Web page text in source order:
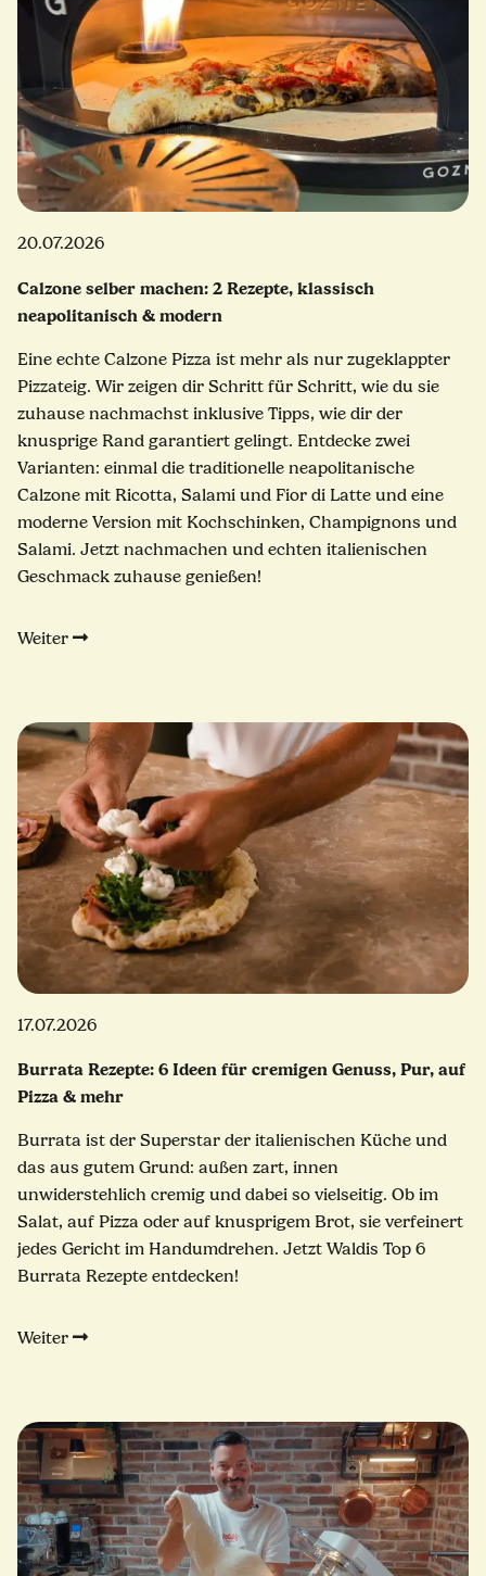
20.07.2026
Calzone selber machen: 2 Rezepte, klassisch
neapolitanisch & modern
Eine echte Calzone Pizza ist mehr als nur zugeklappter
Pizzateig. Wir zeigen dir Schritt für Schritt, wie du sie
zuhause nachmachst inklusive Tipps, wie dir der
knusprige Rand garantiert gelingt. Entdecke zwei
Varianten: einmal die traditionelle neapolitanische
Calzone mit Ricotta, Salami und Fior di Latte und eine
moderne Version mit Kochschinken, Champignons und
Salami. Jetzt nachmachen und echten italienischen
Geschmack zuhause genießen!
Weiter
17.07.2026
Burrata Rezepte: 6 Ideen für cremigen Genuss, Pur, auf
Pizza & mehr
Burrata ist der Superstar der italienischen Küche und
das aus gutem Grund: außen zart, innen
unwiderstehlich cremig und dabei so vielseitig. Ob im
Salat, auf Pizza oder auf knusprigem Brot, sie verfeinert
jedes Gericht im Handumdrehen. Jetzt Waldis Top 6
Burrata Rezepte entdecken!
Weiter